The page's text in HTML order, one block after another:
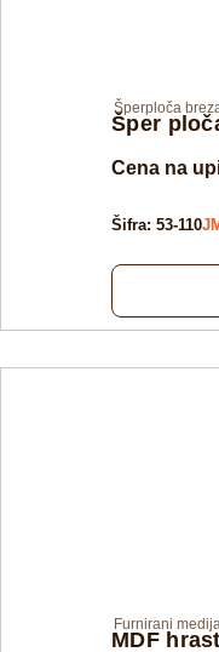
Šperploča
Šper
Cena na
Šifra: 53-110
Furnirani
MDF